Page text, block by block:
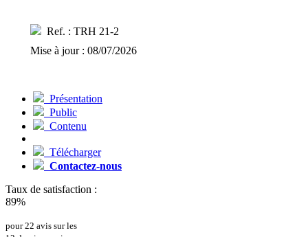
Ref. : TRH 21-2
Mise à jour : 08/07/2026
Présentation
Public
Contenu
Télécharger
Contactez-nous
Taux de satisfaction :
89%
pour 22 avis sur les